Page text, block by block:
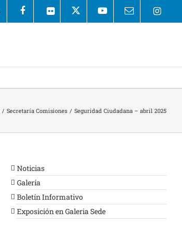
/ Secretaría Comisiones / Seguridad Ciudadana – abril 2025
Noticias
Galería
Boletín Informativo
Exposición en Galeria Sede